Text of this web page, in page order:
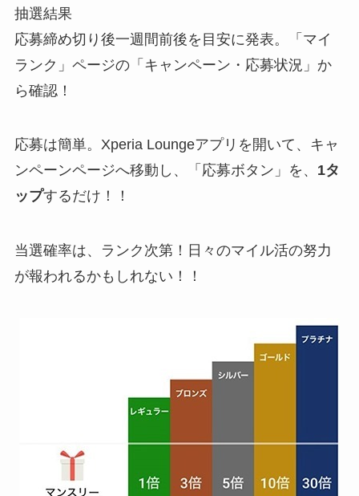
抽選結果
応募締め切り後一週間前後を目安に発表。​「マイ
ランク」ページの「キャンペーン・応募状況」か
ら確認！
応募は簡単。Xperia Loungeアプリを開いて、キャ
ンペーンページへ移動し、「応募ボタン」を、 1タ
ップするだけ！！
当選確率は、ランク次第！日々のマイル活の努力
が報われるかもしれない！！